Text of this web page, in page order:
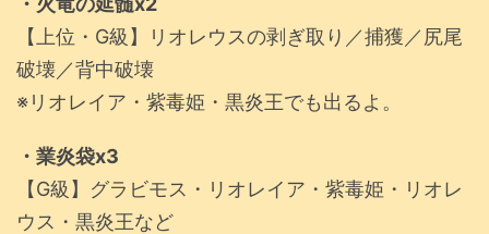
【上位・G級】リオレウスの剥ぎ取り／捕獲／尻尾
破壊／背中破壊
※リオレイア・紫毒姫・黒炎王でも出るよ。
・業炎袋x3
【G級】グラビモス・リオレイア・紫毒姫・リオレ
ウス・黒炎王など